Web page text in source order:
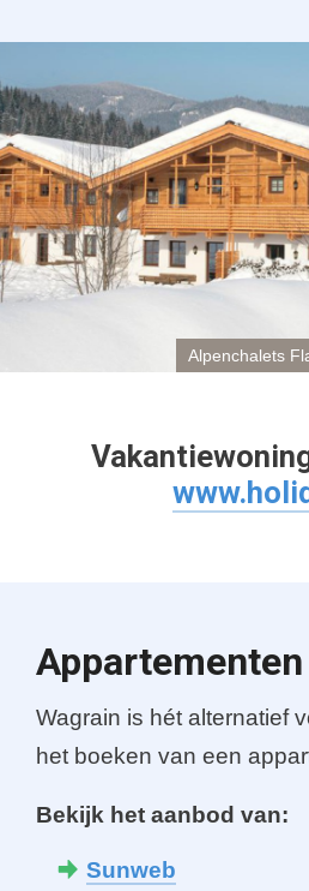
Alpenchalets
Wagrain is hét alternatief
het boeken van een
Bekijk het aanbod van:
Sunweb